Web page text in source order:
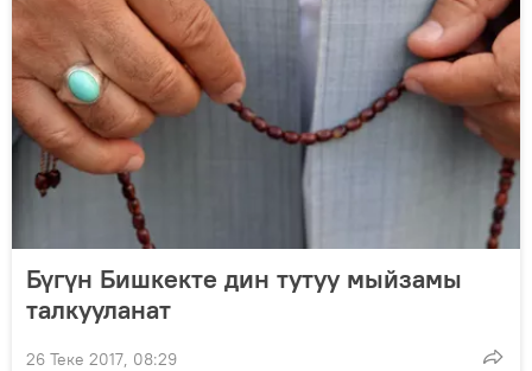
Бүгүн Бишкекте дин тутуу мыйзамы
талкууланат
26 Теке 2017, 08:29